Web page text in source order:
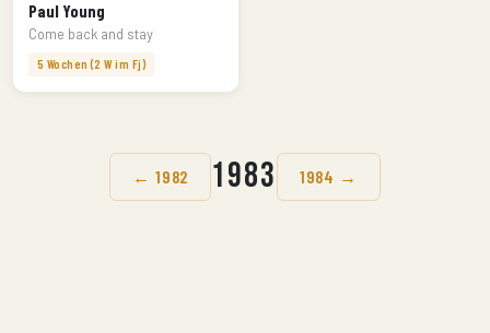
Paul Young
Come back and stay
5 Wochen (2 W im Fj)
← 1982 1983 1984 →